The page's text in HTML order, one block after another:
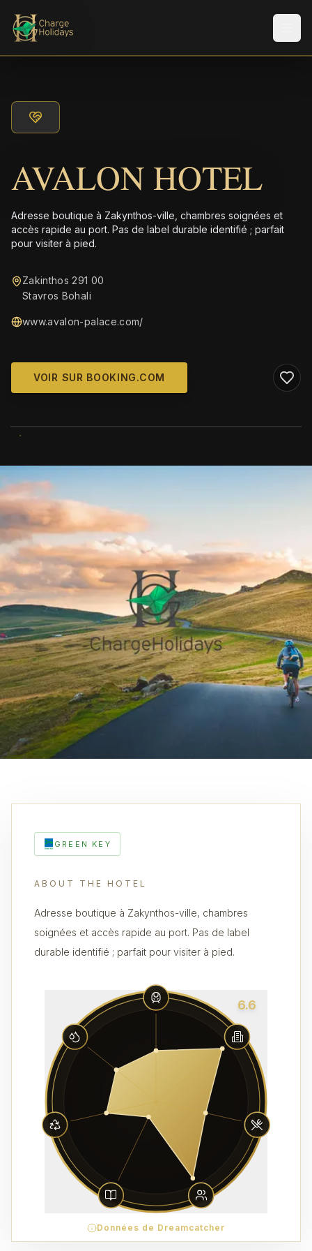
AVALON HOTEL
Adresse boutique à Zakynthos-ville, chambres soignées et
accès rapide au port. Pas de label durable identifié ; parfait
pour visiter à pied.
Zakinthos 291 00
Stavros Bohali
www.avalon-palace.com/
VOIR SUR BOOKING.COM
GREEN KEY
ABOUT THE HOTEL
Adresse boutique à Zakynthos-ville, chambres
soignées et accès rapide au port. Pas de label
durable identifié ; parfait pour visiter à pied.
6.6
Données de Dreamcatcher